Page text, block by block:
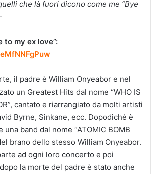
che là fuori dicono come me “Bye
to my ex love”:
il padre è William Onyeabor e nel
un Greatest Hits dal nome “WHO IS
cantato e riarrangiato da molti artisti
Byrne, Sinkane, ecc. Dopodiché è
una band dal nome “ATOMIC BOMB
brano dello stesso William Onyeabor.
ad ogni loro concerto e poi
la morte del padre è stato anche